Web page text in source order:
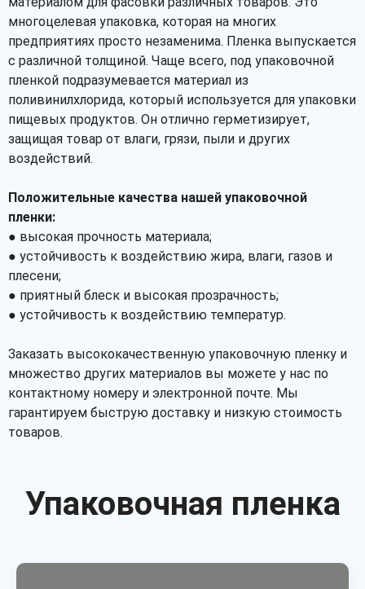
многоцелевая упаковка, которая на многих
предприятиях просто незаменима. Пленка выпускается
с различной толщиной. Чаще всего, под упаковочной
пленкой подразумевается материал из
поливинилхлорида, который используется для упаковки
пищевых продуктов. Он отлично герметизирует,
защищая товар от влаги, грязи, пыли и других
воздействий.
Положительные качества нашей упаковочной
пленки:
● высокая прочность материала;
● устойчивость к воздействию жира, влаги, газов и
плесени;
● приятный блеск и высокая прозрачность;
● устойчивость к воздействию температур.
Заказать высококачественную упаковочную пленку и
множество других материалов вы можете у нас по
контактному номеру и электронной почте. Мы
гарантируем быструю доставку и низкую стоимость
товаров.
Упаковочная пленка